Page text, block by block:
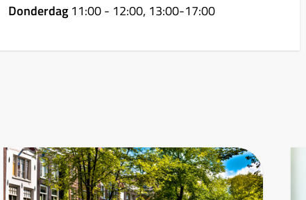
Donderdag11:00 - 12:00, 13:00-17:00